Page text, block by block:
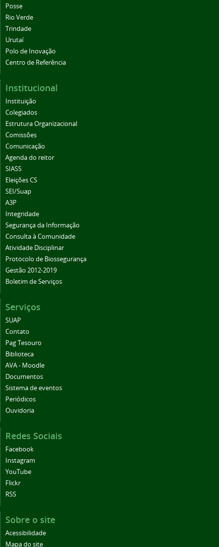
Posse
Rio Verde
Trindade
Urutaí
Polo de Inovação
Centro de Referência
Institucional
Instituição
Colegiados
Estrutura Organizacional
Comissões
Comunicação
Agenda do reitor
SIASS
Eleições CS
SEI/Suap
A3P
Integridade
Segurança da Informação
Consulta à Comunidade
Atividade Disciplinar
Protocolo de Biossegurança
Gestão 2012-2019
Boletim de Serviços
Serviços
SUAP
Contato
Pag Tesouro
Biblioteca
AVA - Moodle
Documentos
Sistema de eventos
Periódicos
Ouvidoria
Redes Sociais
Facebook
Instagram
YouTube
Flickr
RSS
Sobre o site
Acessibilidade
Mapa do site